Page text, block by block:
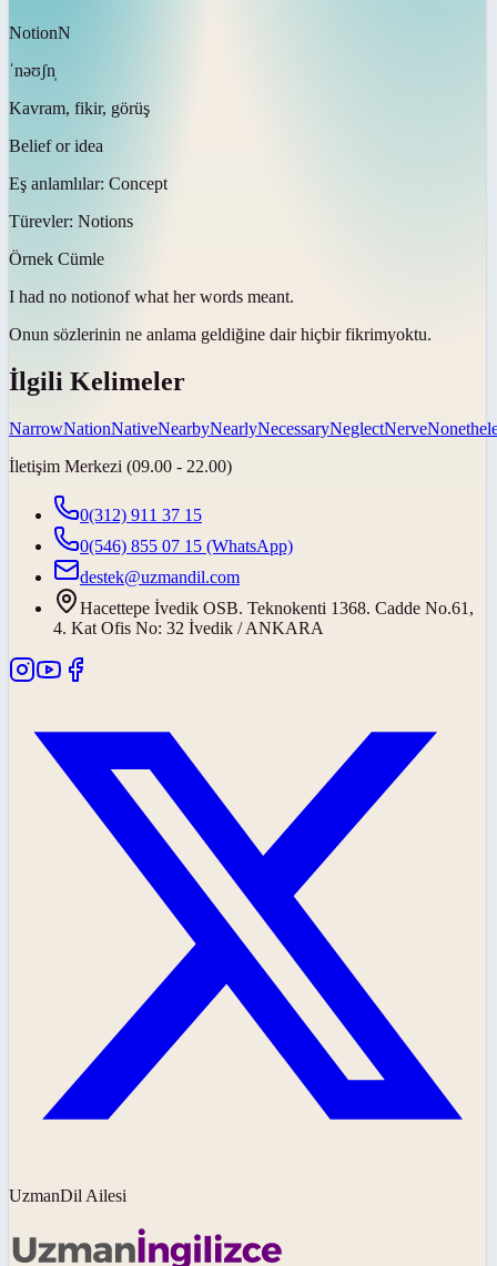
NotionN
ˈnəʊʃn̩
Kavram, fikir, görüş
Belief or idea
Eş anlamlılar: Concept
Türevler: Notions
Örnek Cümle
I had no notionof what her words meant.
Onun sözlerinin ne anlama geldiğine dair hiçbir fikrimyoktu.
İlgili Kelimeler
NarrowNationNativeNearbyNearlyNecessaryNeglectNerve
İletişim Merkezi (09.00 - 22.00)
0(312) 911 37 15
0(546) 855 07 15 (WhatsApp)
destek@uzmandil.com
Hacettepe İvedik OSB. Teknokenti 1368. Cadde No.61,
4. Kat Ofis No: 32 İvedik / ANKARA
UzmanDil Ailesi